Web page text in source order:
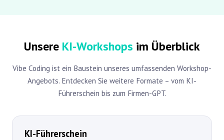
Unsere KI-Workshops im Überblick
Vibe Coding ist ein Baustein unseres umfassenden Workshop-
Angebots. Entdecken Sie weitere Formate – vom KI-
Führerschein bis zum Firmen-GPT.
KI-Führerschein